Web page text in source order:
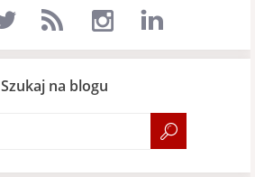
Szukaj na blogu